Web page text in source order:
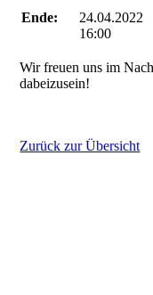
Ende:
24.04.2022
16:00
Wir freuen uns im
dabeizusein!
Zurück zur Übersicht